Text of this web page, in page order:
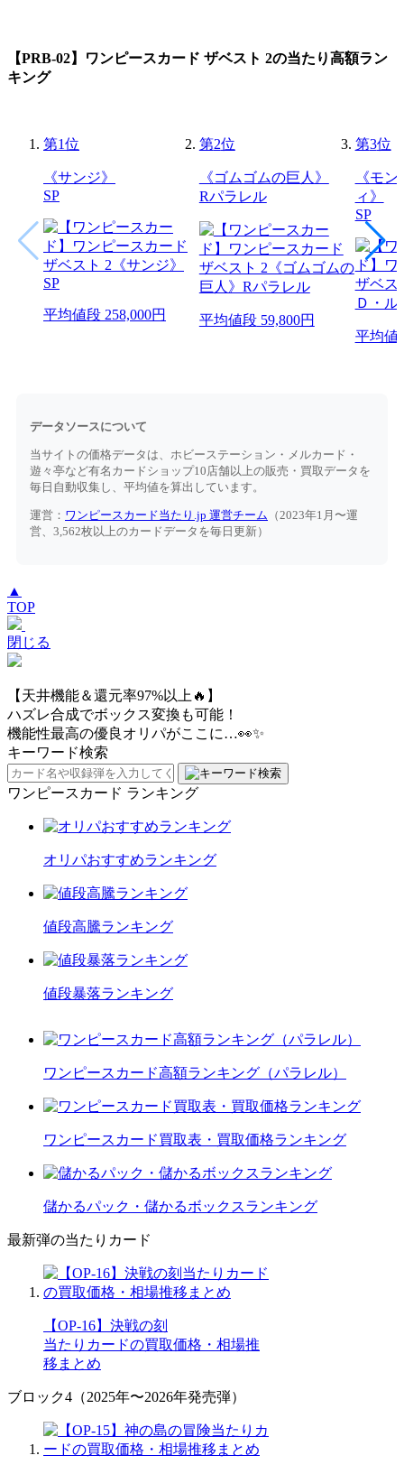
【PRB-02】ワンピースカード ザベスト 2の当たり高額ラン
キング
第1位
《サンジ》
SP
平均値段 258,000円
第2位
《ゴムゴムの巨人》
Rパラレル
平均値段59,800円
第3位
《モ
ィ》
SP
平均値
データソースについて
当サイトの価格データは、ホビーステーション・メルカード・
遊々亭など有名カードショップ10店舗以上の販売・買取データを
毎日自動収集し、平均値を算出しています。
運営： ワンピースカード当たり.jp 運営チーム （2023年1月〜運
営、3,562枚以上のカードデータを毎日更新）
▲
TOP
閉じる
【天井機能＆還元率97%以上🔥】
ハズレ合成でボックス変換も可能！
機能性最高の優良オリパがここに…👀✨
キーワード検索
ワンピースカード ランキング
オリパおすすめランキング
値段高騰ランキング
値段暴落ランキング
ワンピースカード高額ランキング（パラレル）
ワンピースカード買取表・買取価格ランキング
儲かるパック・儲かるボックスランキング
最新弾の当たりカード
【OP-16】決戦の刻
当たりカードの買取価格・相場推
移まとめ
ブロック4（2025年〜2026年発売弾）